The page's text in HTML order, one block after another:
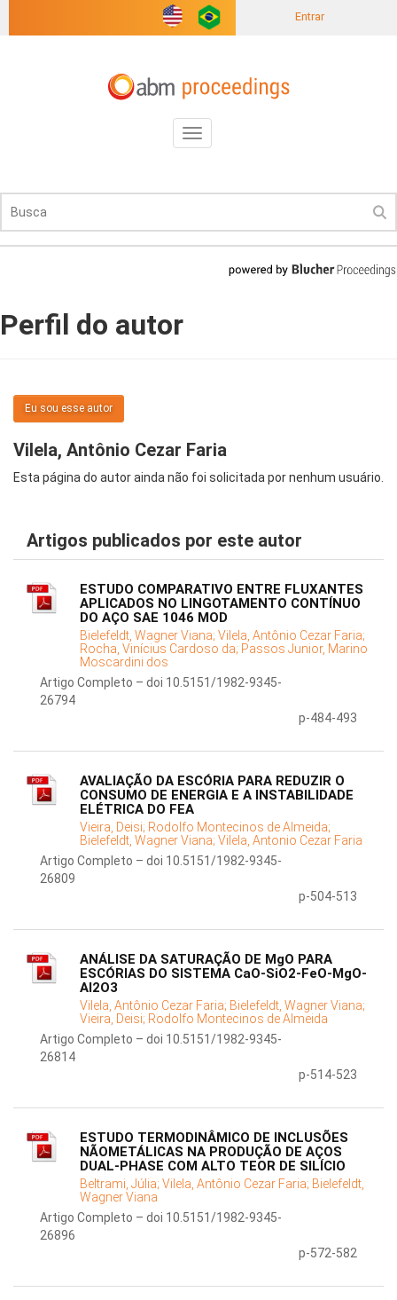
Entrar
Toggle
navigation
Perfil do autor
Eu sou esse autor
Vilela, Antônio Cezar Faria
Esta página do autor ainda não foi solicitada por nenhum usuário.
Artigos publicados por este autor
ESTUDO COMPARATIVO ENTRE FLUXANTES
APLICADOS NO LINGOTAMENTO CONTÍNUO
DO AÇO SAE 1046 MOD
Bielefeldt, Wagner Viana; Vilela, Antônio Cezar Faria;
Rocha, Vinícius Cardoso da; Passos Junior, Marino
Moscardini dos
Artigo Completo – doi 10.5151/1982-9345-
26794
p-484-493
AVALIAÇÃO DA ESCÓRIA PARA REDUZIR O
CONSUMO DE ENERGIA E A INSTABILIDADE
ELÉTRICA DO FEA
Vieira, Deisi; Rodolfo Montecinos de Almeida;
Bielefeldt, Wagner Viana; Vilela, Antonio Cezar Faria
Artigo Completo – doi 10.5151/1982-9345-
26809
p-504-513
ANÁLISE DA SATURAÇÃO DE MgO PARA
ESCÓRIAS DO SISTEMA CaO-SiO2-FeO-MgO-
Al2O3
Vilela, Antônio Cezar Faria; Bielefeldt, Wagner Viana;
Vieira, Deisi; Rodolfo Montecinos de Almeida
Artigo Completo – doi 10.5151/1982-9345-
26814
p-514-523
ESTUDO TERMODINÂMICO DE INCLUSÕES
NÃOMETÁLICAS NA PRODUÇÃO DE AÇOS
DUAL-PHASE COM ALTO TEOR DE SILÍCIO
Beltrami, Júlia; Vilela, Antônio Cezar Faria; Bielefeldt,
Wagner Viana
Artigo Completo – doi 10.5151/1982-9345-
26896
p-572-582